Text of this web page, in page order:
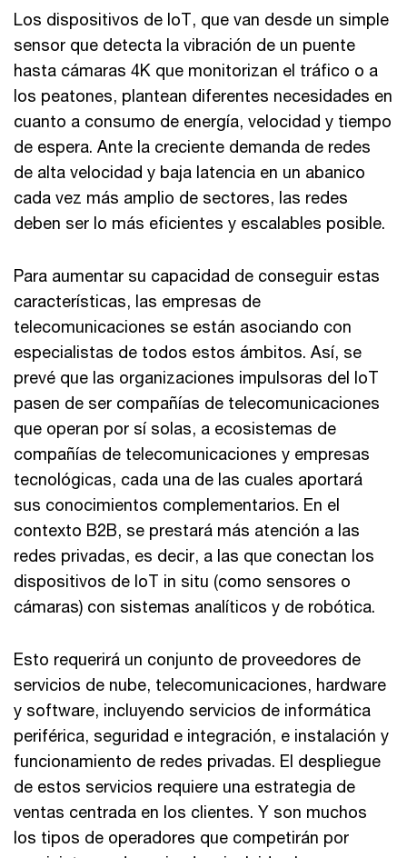
Los dispositivos de IoT, que van desde un simple
sensor que detecta la vibración de un puente
hasta cámaras 4K que monitorizan el tráfico o a
los peatones, plantean diferentes necesidades en
cuanto a consumo de energía, velocidad y tiempo
de espera. Ante la creciente demanda de redes
de alta velocidad y baja latencia en un abanico
cada vez más amplio de sectores, las redes
deben ser lo más eficientes y escalables posible.
Para aumentar su capacidad de conseguir estas
características, las empresas de
telecomunicaciones se están asociando con
especialistas de todos estos ámbitos. Así, se
prevé que las organizaciones impulsoras del IoT
pasen de ser compañías de telecomunicaciones
que operan por sí solas, a ecosistemas de
compañías de telecomunicaciones y empresas
tecnológicas, cada una de las cuales aportará
sus conocimientos complementarios. En el
contexto B2B, se prestará más atención a las
redes privadas, es decir, a las que conectan los
dispositivos de IoT in situ (como sensores o
cámaras) con sistemas analíticos y de robótica.
Esto requerirá un conjunto de proveedores de
servicios de nube, telecomunicaciones, hardware
y software, incluyendo servicios de informática
periférica, seguridad e integración, e instalación y
funcionamiento de redes privadas. El despliegue
de estos servicios requiere una estrategia de
ventas centrada en los clientes. Y son muchos
los tipos de operadores que competirán por